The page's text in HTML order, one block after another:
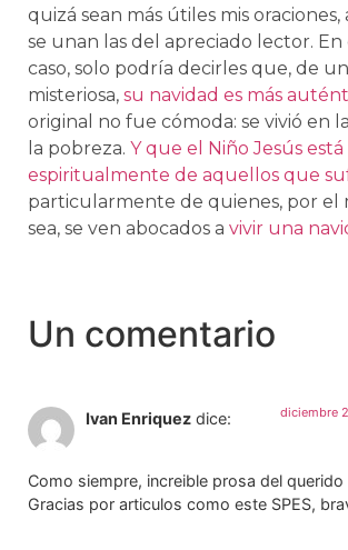
quizá sean más útiles mis oraciones,
se unan las del apreciado lector.
caso, solo podría decirles que, de
misteriosa, su navidad es más
original no fue cómoda: se vivió en
la pobreza. Y que el Niño Jesús
espiritualmente de aquellos que
particularmente de quienes, por el
sea, se ven abocados a vivir una
Un comentario
Ivan Enriquez dice: diciembre
Como siempre, increible prosa del querido
Gracias por articulos como este SPES,